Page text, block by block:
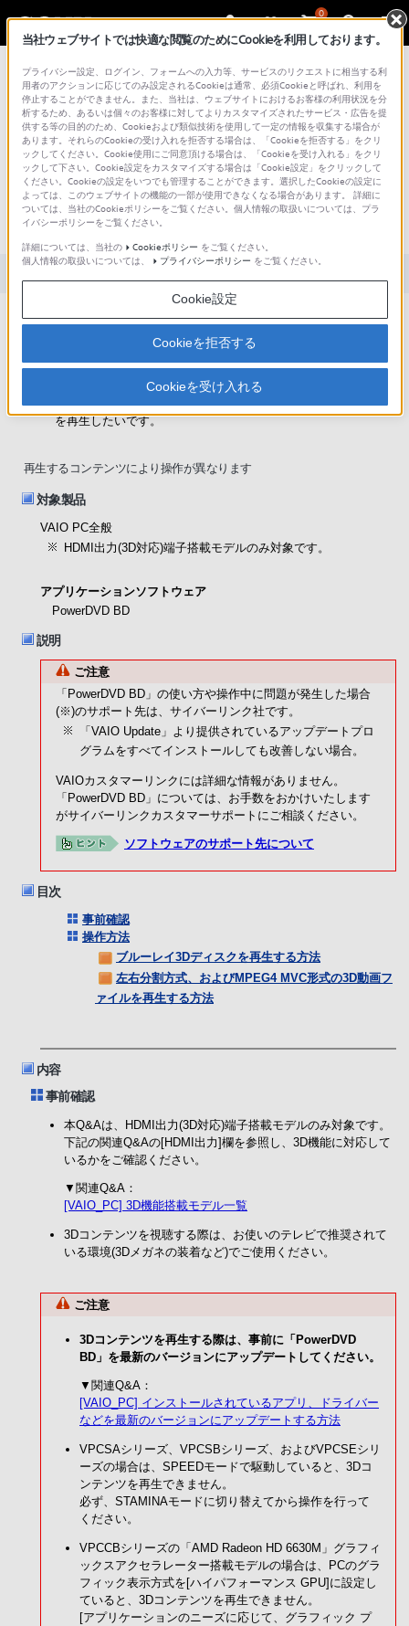
0
総合サポート・お問い合わせ
文書番号 : S1103091087455 / 最終更新日 : 2025/03/11
[PowerDVD BD] 3D対応テレビ(TV)に外
部出力して3Dコンテンツを再生する方
法
3Dに対応したテレビ(TV)や外部ディスプレイに出力して3Dコン
テンツを再生する方法について。
ブルーレイ3Dディスク、左右分割方式(サイドバイサイド方式)
やMPEG4 MVC(Multiview Video Coding)形式の3D動画ファイル
を再生したいです。
再生するコンテンツにより操作が異なります
対象製品
VAIO PC全般
HDMI出力(3D対応)端子搭載モデルのみ対象です。
アプリケーションソフトウェア
PowerDVD BD
説明
ご注意
「PowerDVD BD」の使い方や操作中に問題が発生した場合
(※)のサポート先は、サイバーリンク社です。
「VAIO Update」より提供されているアップデートプロ
グラムをすべてインストールしても改善しない場合。
VAIOカスタマーリンクには詳細な情報がありません。
「PowerDVD BD」については、お手数をおかけいたします
がサイバーリンクカスタマーサポートにご相談ください。
ソフトウェアのサポート先について
目次
事前確認
操作方法
ブルーレイ3Dディスクを再生する方法
左右分割方式、およびMPEG4 MVC形式の3D動画フ
ァイルを再生する方法
内容
事前確認
本Q&Aは、HDMI出力(3D対応)端子搭載モデルのみ対象です。
下記の関連Q&Aの[HDMI出力]欄を参照し、3D機能に対応して
いるかをご確認ください。
▼関連Q&A：
[VAIO_PC] 3D機能搭載モデル一覧
3Dコンテンツを視聴する際は、お使いのテレビで推奨されて
いる環境(3Dメガネの装着など)でご使用ください。
ご注意
3Dコンテンツを再生する際は、事前に「PowerDVD
BD」を最新のバージョンにアップデートしてください。
▼関連Q&A：
[VAIO_PC] インストールされているアプリ、ドライバー
などを最新のバージョンにアップデートする方法
VPCSAシリーズ、VPCSBシリーズ、およびVPCSEシリ
ーズの場合は、SPEEDモードで駆動していると、3Dコ
ンテンツを再生できません。
必ず、STAMINAモードに切り替えてから操作を行って
ください。
VPCCBシリーズの「AMD Radeon HD 6630M」グラフィ
ックスアクセラレーター搭載モデルの場合は、PCのグラ
フィック表示方式を[ハイパフォーマンス GPU]に設定し
ていると、3Dコンテンツを再生できません。
[アプリケーションのニーズに応じて、グラフィック プ
当社ウェブサイトでは快適な閲覧のためにCookieを利用しております。
プライバシー設定、ログイン、フォームへの入力等、サービスのリクエストに相当する利
用者のアクションに応じてのみ設定されるCookieは通常、必須Cookieと呼ばれ、利用を
停止することができません。また、当社は、ウェブサイトにおけるお客様の利用状況を分
析するため、あるいは個々のお客様に対してよりカスタマイズされたサービス・広告を提
供する等の目的のため、Cookieおよび類似技術を使用して一定の情報を収集する場合が
あります。それらのCookieの受け入れを拒否する場合は、「Cookieを拒否する」をクリ
ックしてください。Cookie使用にご同意頂ける場合は、「Cookieを受け入れる」をクリ
ックして下さい。Cookie設定をカスタマイズする場合は「Cookie設定」をクリックして
ください。Cookieの設定をいつでも管理することができます。選択したCookieの設定に
よっては、このウェブサイトの機能の一部が使用できなくなる場合があります。 詳細に
ついては、当社のCookieポリシーをご覧ください。個人情報の取扱いについては、プラ
イバシーポリシーをご覧ください。
詳細については、当社の
Cookieポリシー をご覧ください。
個人情報の取扱いについては、
プライバシーポリシー をご覧ください。
Cookie設定
Cookieを拒否する
Cookieを受け入れる